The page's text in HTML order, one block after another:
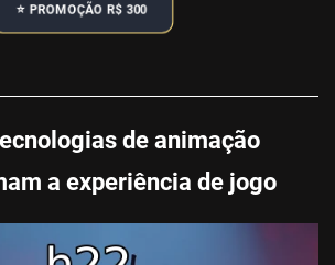
⭐️ PROMOÇÃO R$ 300
de animação
a experiência de jogo